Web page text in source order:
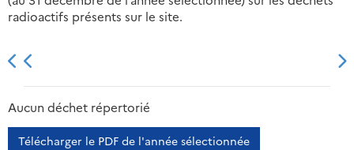
radioactifs présents sur le site.
2013 2014
Aucun déchet répertorié
Télécharger le PDF de l'année sélectionnée